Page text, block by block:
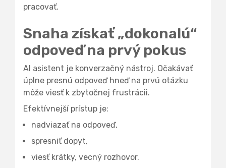
pracovať.
Snaha získať „dokonalú“
odpoveď na prvý pokus
AI asistent je konverzačný nástroj. Očakávať
úplne presnú odpoveď hneď na prvú otázku
môže viesť k zbytočnej frustrácii.
Efektívnejší prístup je:
nadviazať na odpoveď,
spresniť dopyt,
viesť krátky, vecný rozhovor.